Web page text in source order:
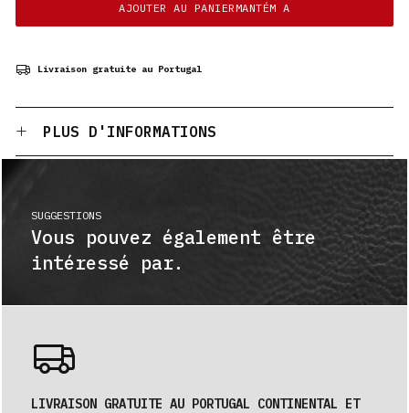
AJOUTER AU PANIERMANTÉM A
Livraison gratuite au Portugal
PLUS D'INFORMATIONS
SUGGESTIONS
Vous pouvez également être
intéressé par.
LIVRAISON GRATUITE AU PORTUGAL CONTINENTAL ET